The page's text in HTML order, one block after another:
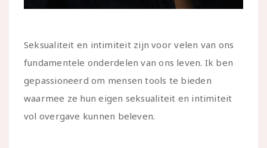
Seksualiteit en intimiteit zijn voor velen van ons
fundamentele onderdelen van ons leven. Ik ben
gepassioneerd om mensen tools te bieden
waarmee ze hun eigen seksualiteit en intimiteit
vol overgave kunnen beleven.